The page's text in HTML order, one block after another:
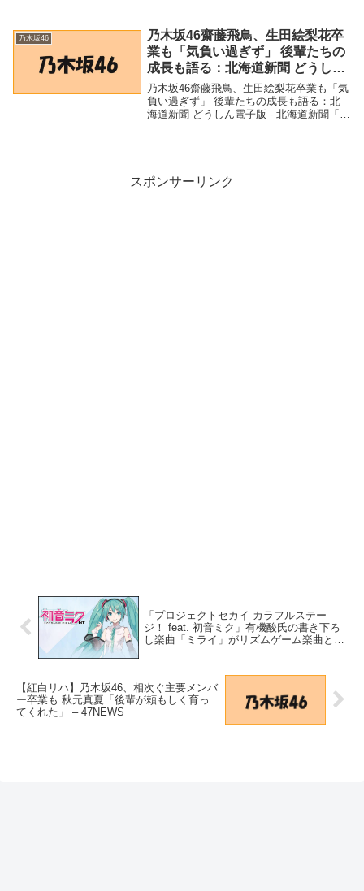
復帰を報告「お外の空気が気持ち...
乃木坂46
乃木坂46齋藤飛鳥、生田絵梨花卒
業も「気負い過ぎず」 後輩たちの
成長も語る：北海道新聞 どうしん
電子版 – 北海道新聞
乃木坂46齋藤飛鳥、生田絵梨花卒業も「気
負い過ぎず」 後輩たちの成長も語る：北
海道新聞 どうしん電子版 - 北海道新聞「乃
スポンサーリンク
「プロジェクトセカイ カラフルステー
ジ！ feat. 初音ミク」有機酸氏の書き下ろ
し楽曲「ミライ」がリズムゲーム楽曲とし
【紅白リハ】乃木坂46、相次ぐ主要メンバ
ー卒業も 秋元真夏「後輩が頼もしく育っ
てくれた」 – 47NEWS